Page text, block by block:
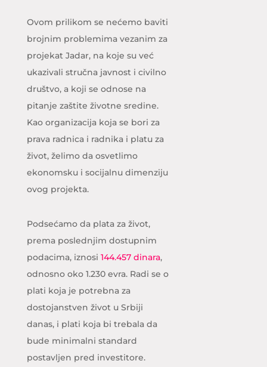
Ovom prilikom se nećemo baviti
brojnim problemima vezanim za
projekat Jadar, na koje su već
ukazivali stručna javnost i civilno
društvo, a koji se odnose na
pitanje zaštite životne sredine.
Kao organizacija koja se bori za
prava radnica i radnika i platu za
život, želimo da osvetlimo
ekonomsku i socijalnu dimenziju
ovog projekta.
Podsećamo da plata za život,
prema poslednjim dostupnim
podacima, iznosi 144.457 dinara,
odnosno oko 1.230 evra. Radi se o
plati koja je potrebna za
dostojanstven život u Srbiji
danas, i plati koja bi trebala da
bude minimalni standard
postavljen pred investitore.